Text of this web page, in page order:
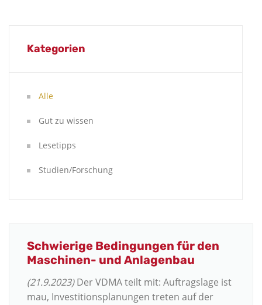
Kategorien
Alle
Gut zu wissen
Lesetipps
Studien/Forschung
Schwierige Bedingungen für den
Maschinen- und Anlagenbau
(21.9.2023)Der VDMA teilt mit: Auftragslage ist
mau, Investitionsplanungen treten auf der